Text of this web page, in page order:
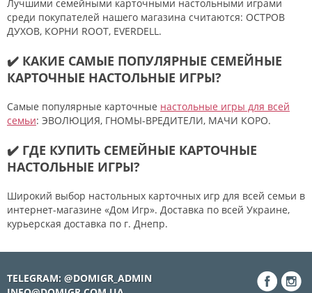
Лучшими семейными карточными настольными играми
среди покупателей нашего магазина считаются: ОСТРОВ
ДУХОВ, КОРНИ ROOT, EVERDELL.
✔️ КАКИЕ САМЫЕ ПОПУЛЯРНЫЕ СЕМЕЙНЫЕ
КАРТОЧНЫЕ НАСТОЛЬНЫЕ ИГРЫ?
Самые популярные карточные настольные игры для всей
семьи: ЭВОЛЮЦИЯ, ГНОМЫ-ВРЕДИТЕЛИ, МАЧИ КОРО.
✔️ ГДЕ КУПИТЬ СЕМЕЙНЫЕ КАРТОЧНЫЕ
НАСТОЛЬНЫЕ ИГРЫ?
Широкий выбор настольных карточных игр для всей семьи в
интернет-магазине «Дом Игр». Доставка по всей Украине,
курьерская доставка по г. Днепр.
TELEGRAM: @DOMIGR_ADMIN